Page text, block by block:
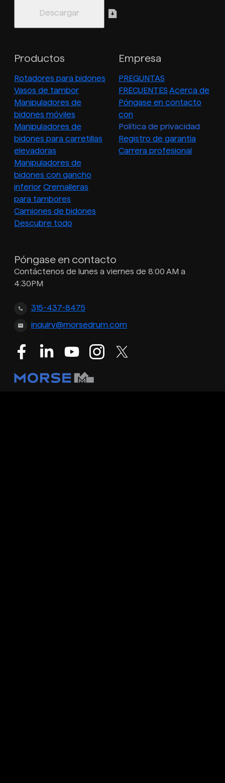
Productos
Rotadores para bidones
Vasos de tambor
Manipuladores de
bidones móviles
Manipuladores de
bidones para carretillas
elevadoras
Manipuladores de
bidones con gancho
inferior Cremalleras
para tambores
Camiones de bidones
Descubre todo
Empresa
PREGUNTAS
FRECUENTES Acerca de
Póngase en contacto
con
Política de privacidad
Registro de garantía
Carrera profesional
Póngase en contacto
Contáctenos de lunes a viernes de 8:00 AM a
4:30PM
315-437-8475
inquiry@morsedrum.com